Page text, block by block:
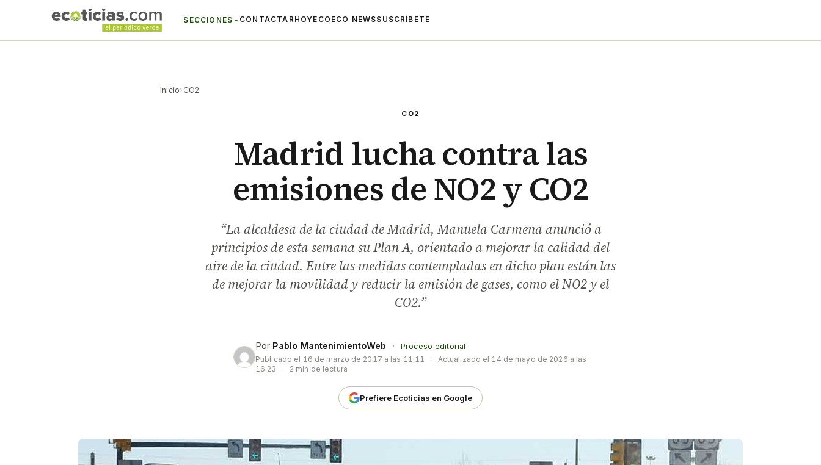
SECCIONES CONTACTAR HOYECO ECO NEWSSUSCRÍBETE
Inicio› CO2
CO2
Madrid lucha contra las
emisiones de NO2 y CO2
“La alcaldesa de la ciudad de Madrid, Manuela Carmena anunció a
principios de esta semana su Plan A, orientado a mejorar la calidad del
aire de la ciudad. Entre las medidas contempladas en dicho plan están las
de mejorar la movilidad y reducir la emisión de gases, como el NO2 y el
CO2.”
Por Pablo MantenimientoWeb ·
Proceso editorial
Publicado el 16 de marzo de 2017 a las 11:11 · Actualizado el 14 de mayo de 2026 a las
16:23
· 2 min de lectura
Prefiere Ecoticias en Google